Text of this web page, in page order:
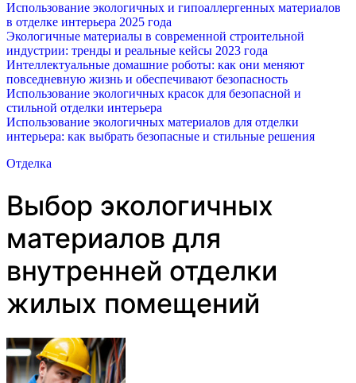
Использование экологичных и гипоаллергенных материалов
в отделке интерьера 2025 года
Экологичные материалы в современной строительной
индустрии: тренды и реальные кейсы 2023 года
Интеллектуальные домашние роботы: как они меняют
повседневную жизнь и обеспечивают безопасность
Использование экологичных красок для безопасной и
стильной отделки интерьера
Использование экологичных материалов для отделки
интерьера: как выбрать безопасные и стильные решения
Отделка
Выбор экологичных
материалов для
внутренней отделки
жилых помещений